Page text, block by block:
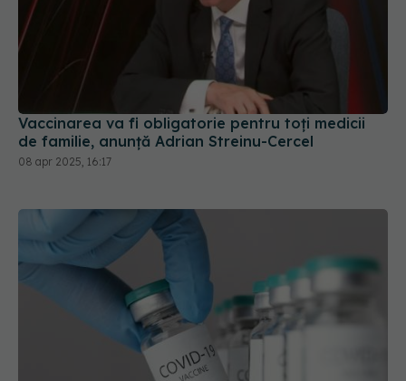
Vaccinarea va fi obligatorie pentru toţi medicii
de familie, anunță Adrian Streinu-Cercel
08 apr 2025, 16:17